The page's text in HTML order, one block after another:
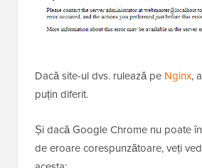
Dacă site-ul dvs. rulează pe Nginx,
puțin diferit.
Și dacă Google Chrome nu poate
de eroare corespunzătoare, veți